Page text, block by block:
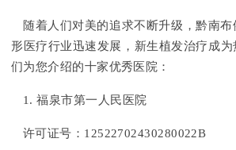
随着人们对美的追求不断升级，黔南
形医疗行业迅速发展，新生植发治疗成
们为您介绍的十家优秀医院：
1. 福泉市第一人民医院
许可证号：12522702430280022B